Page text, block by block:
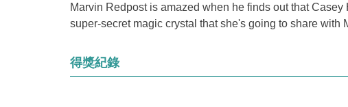
Marvin Redpost is amazed when he finds out that
super-secret magic crystal that she's going to share
得獎紀錄